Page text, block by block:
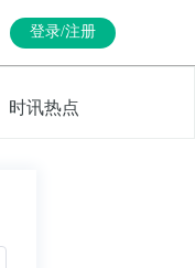
登录/注册
时讯热点